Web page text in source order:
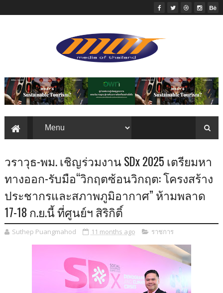
วราวุธ-พม. เชิญร่วมงาน SDx 2025 เตรียมหา
ทางออก-รับมือ“วิกฤตซ้อนวิกฤต: โครงสร้าง
ประชากรและสภาพภูมิอากาศ” ห้ามพลาด
17-18 ก.ย.นี้ ที่ศูนย์ฯ สิริกิติ์
Suthep Puangmahod 11 months ago ราชการ